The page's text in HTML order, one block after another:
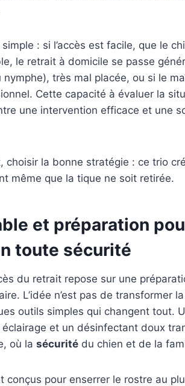
: si l’accès est facile, que le
le retrait à domicile se passe
très mal placée, ou si le
Cette capacité à évaluer la
une intervention efficace et une
choisir la bonne stratégie : ce trio
même que la tique ne soit retirée.
et préparation
toute sécurité
du retrait repose sur une
L’idée n’est pas de transformer
outils simples qui changent tout.
et un désinfectant doux
où la sécurité du chien et de la
conçus pour enserrer le rostre au